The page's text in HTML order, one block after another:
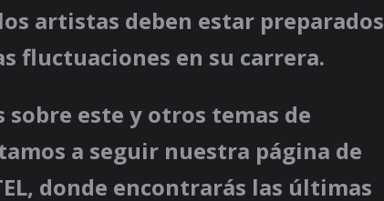
artistas deben estar preparados
fluctuaciones en su carrera.
sobre este y otros temas de
a seguir nuestra página de
donde encontrarás las últimas